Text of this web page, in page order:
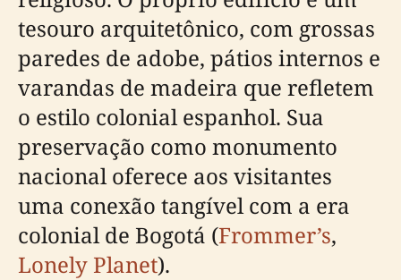
tesouro arquitetônico, com grossas
paredes de adobe, pátios internos e
varandas de madeira que refletem
o estilo colonial espanhol. Sua
preservação como monumento
nacional oferece aos visitantes
uma conexão tangível com a era
colonial de Bogotá (Frommer’s,
Lonely Planet).